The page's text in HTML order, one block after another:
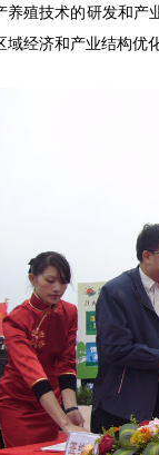
殖技术的研发和
经济和产业结构优